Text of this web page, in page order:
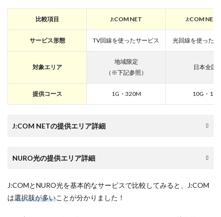
期費用
NURO
光、集
J:COM
3
額基本
光のほ
4．通
比較項目 J:COM NET J:COM NET
サービス形態 TV回線を使ったサービス 光回線を使った
対象エリア
地域限定
（※下記参照）
日本全国
提供コース 1G・320M 10G・1G
J:COM NETの提供エリア詳細
NURO光の提供エリア詳細
J:COMとNURO光を基本的なサービスで比較してみると、J:COM
は選択肢が多いことが分かりました！